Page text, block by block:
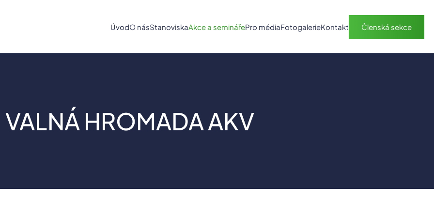
ÚvodO násStanoviskaAkce a seminářePro médiaFotogalerieKontakt Členská sekce
HROMADA AKV